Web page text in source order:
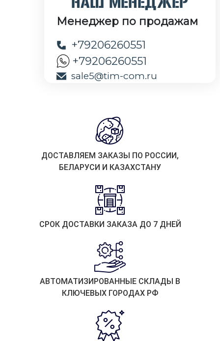
Менеджер по продажам
+79206260551
+79206260551
sale5@tim-com.ru
ДОСТАВЛЯЕМ ЗАКАЗЫ ПО РОССИИ,
БЕЛАРУСИ И КАЗАХСТАНУ
СРОК ДОСТАВКИ ЗАКАЗА ДО 7 ДНЕЙ
АВТОМАТИЗИРОВАННЫЕ СКЛАДЫ В
КЛЮЧЕВЫХ ГОРОДАХ РФ